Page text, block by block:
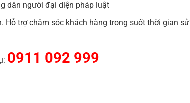
dân người đại diện pháp luật
Hỗ trợ chăm sóc khách hàng trong suốt thời gian sử
0911 092 999